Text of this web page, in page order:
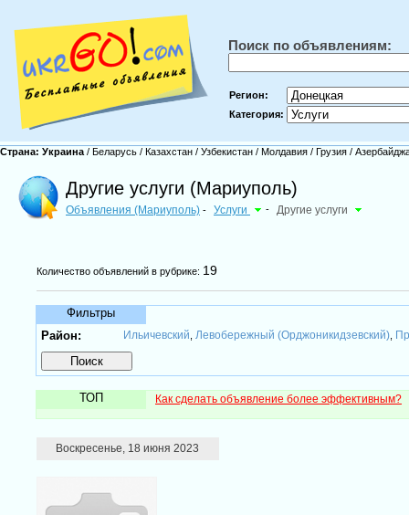
Поиск по объявлениям:
Регион:
Категория:
Страна: Украина / Беларусь / Казахстан / Узбекистан / Молдавия / Грузия /
Другие услуги (Мариуполь)
Объявления (Мариуполь) - Услуги - Другие услуги
Количество объявлений в рубрике: 19
Фильтры
Район:
Ильичевский Левобережный (Орджоникидзевский)
ТОП Как сделать объявление более эффективным?
Воскресенье, 18 июня 2023